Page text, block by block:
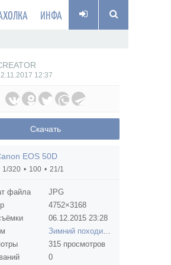
ИНФА
12:37
Скачать
EOS 50D
1/320 100 21/1
файла
JPG
4752×3168
06.12.2015 23:28
Зимний походик с детьми на Молочку (декабрь 2015)
315 просмотров
0